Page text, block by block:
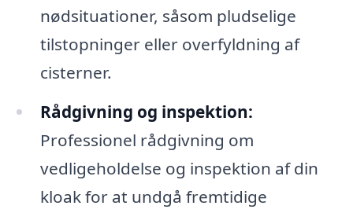
nødsituationer, såsom pludselige
tilstopninger eller overfyldning af
cisterner.
Rådgivning og inspektion:
Professionel rådgivning om
vedligeholdelse og inspektion af din
kloak for at undgå fremtidige